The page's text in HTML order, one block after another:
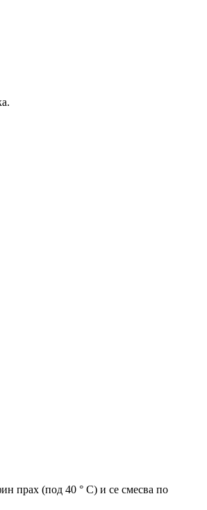
прах (под 40 ° C) и се смесва по